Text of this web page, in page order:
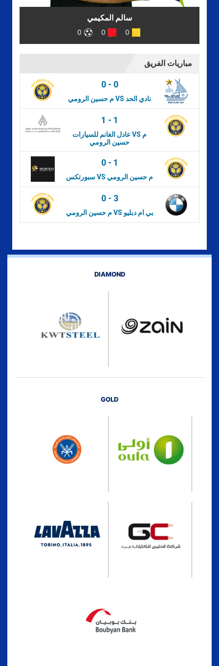
سالم المكيمي
0
0
0
مباريات الفريق
0- 0
م حسين الرومي VS نادي الحد
1 - 1
عادل الغانم للسيارات VS م
حسين الرومي
0- 1
سبورتكس VS م حسين الرومي
0- 3
م حسين الرومي VS بي ام دبليو
DIAMOND
GOLD